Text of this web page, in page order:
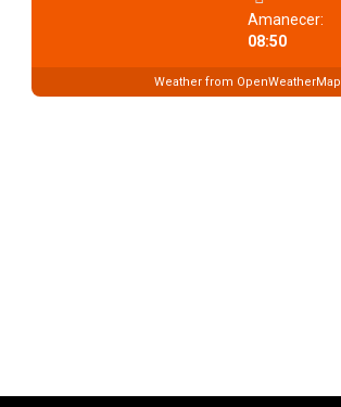
Amanecer:
08:50
Weather from OpenWeatherMap